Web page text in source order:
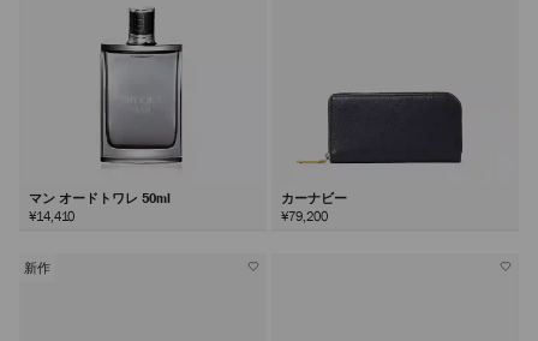
マン オードトワレ 50ml
¥14,410
カーナビー
¥79,200
新作